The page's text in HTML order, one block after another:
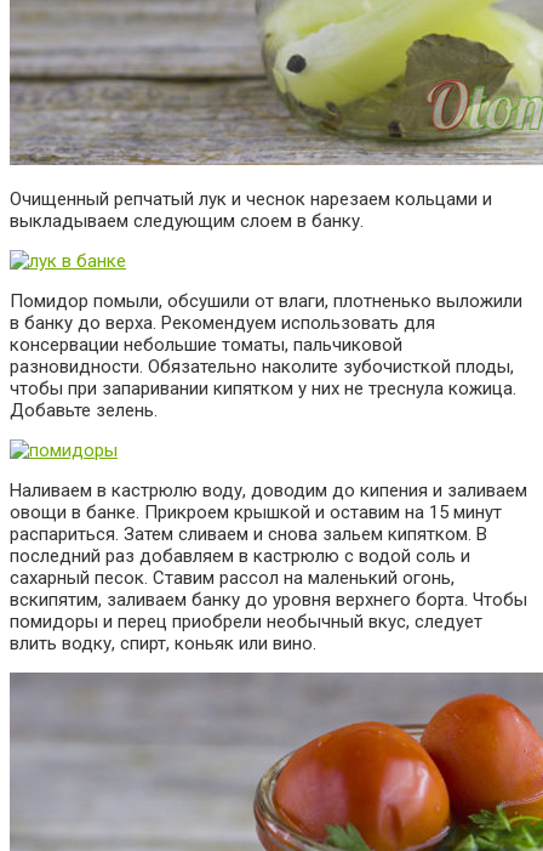
Очищенный репчатый лук и чеснок нарезаем кольцами и
выкладываем следующим слоем в банку.
Помидор помыли, обсушили от влаги, плотненько выложили
в банку до верха. Рекомендуем использовать для
консервации небольшие томаты, пальчиковой
разновидности. Обязательно наколите зубочисткой плоды,
чтобы при запаривании кипятком у них не треснула кожица.
Добавьте зелень.
Наливаем в кастрюлю воду, доводим до кипения и заливаем
овощи в банке. Прикроем крышкой и оставим на 15 минут
распариться. Затем сливаем и снова зальем кипятком. В
последний раз добавляем в кастрюлю с водой соль и
сахарный песок. Ставим рассол на маленький огонь,
вскипятим, заливаем банку до уровня верхнего борта. Чтобы
помидоры и перец приобрели необычный вкус, следует
влить водку, спирт, коньяк или вино.